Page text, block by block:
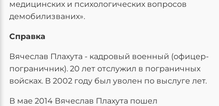
медицинских и психологических вопросов
демобилизваних».
Справка
Вячеслав Плахута - кадровый военный (офицер-
пограничник). 20 лет отслужил в пограничных
войсках. В 2002 году был уволен по выслуге лет.
В мае 2014 Вячеслав Плахута пошел